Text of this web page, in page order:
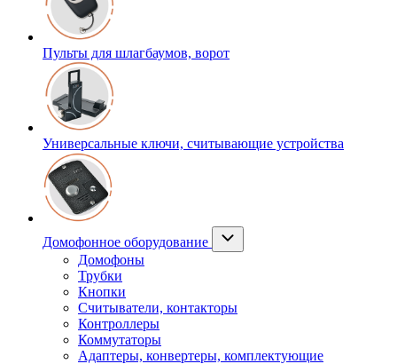
Пульты для шлагбаумов, ворот
Универсальные ключи, считывающие устройства
Домофонное оборудование
Домофоны
Трубки
Кнопки
Считыватели, контакторы
Контроллеры
Коммутаторы
Адаптеры, конвертеры, комплектующие